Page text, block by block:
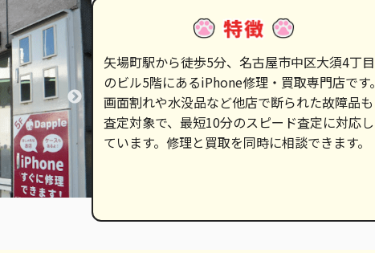
矢場町駅から徒歩5分、名古屋市中区大須4丁目
のビル5階にあるiPhone修理・買取専門店です。
画面割れや水没品など他店で断られた故障品も
査定対象で、最短10分のスピード査定に対応し
ています。修理と買取を同時に相談できます。